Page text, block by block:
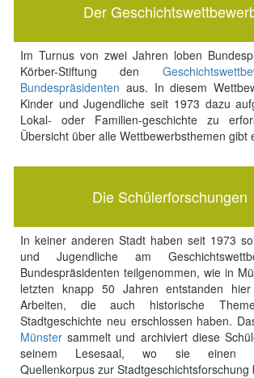
Der
Im Turnus von zwei Jahren loben
Körber-Stiftung den
Bundespräsidenten aus. In diesem
Kinder und Jugendliche seit 1973 dazu
Lokal- oder Familien-geschichte zu
Übersicht über alle Wettbewerbsthemen gibt
Die Schülerforschungen
In keiner anderen Stadt haben seit 1973
und Jugendliche am
Bundespräsidenten teilgenommen, wie in
letzten knapp 50 Jahren entstanden
Arbeiten, die auch historische
Stadtgeschichte neu erschlossen haben.
Münstersammelt und archiviert diese
seinem Lesesaal, wo sie einen
Quellenkorpus zur Stadtgeschichtsforschung